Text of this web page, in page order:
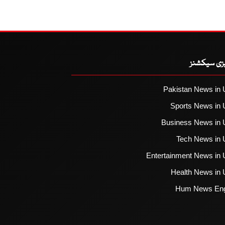
سیکشنز
Pakistan News in
Sports News in
Business News in
Tech News in
Entertainment News in
Health News in
Hum News